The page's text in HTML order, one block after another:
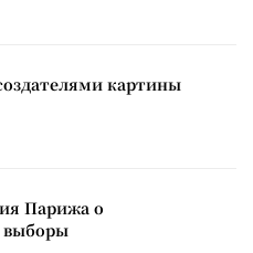
картины
Парижа о
выборы